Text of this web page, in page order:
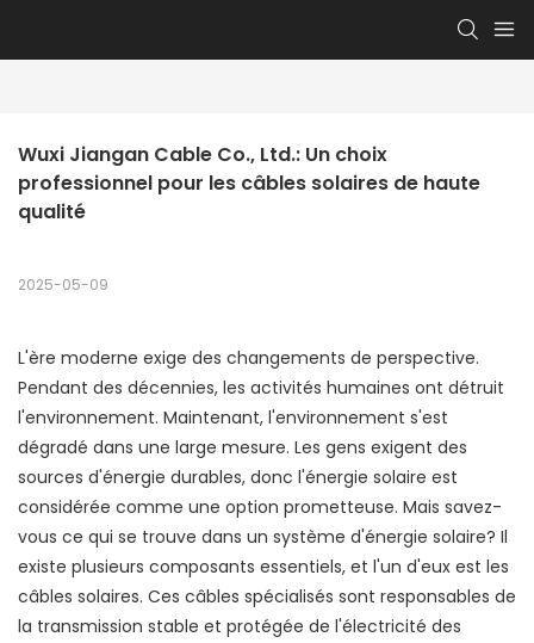
Wuxi Jiangan Cable Co., Ltd.: Un choix
professionnel pour les câbles solaires de haute
qualité
2025-05-09
L'ère moderne exige des changements de perspective.
Pendant des décennies, les activités humaines ont détruit
l'environnement. Maintenant, l'environnement s'est
dégradé dans une large mesure. Les gens exigent des
sources d'énergie durables, donc l'énergie solaire est
considérée comme une option prometteuse. Mais savez-
vous ce qui se trouve dans un système d'énergie solaire? Il
existe plusieurs composants essentiels, et l'un d'eux est les
câbles solaires. Ces câbles spécialisés sont responsables de
la transmission stable et protégée de l'électricité des